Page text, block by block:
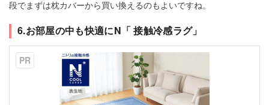
段でまずは枕カバーから買い換えるのもよいですね。
6.お部屋の中も快適にN「 接触冷感ラグ」
PR